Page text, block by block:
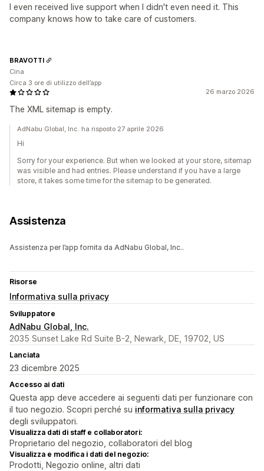
I even received live support when I didn't even need it. This
company knows how to take care of customers.
26 marzo 2026
The XML sitemap is empty.
BRAVOTTI
Cina
Circa 3 ore di utilizzo dell’app
AdNabu Global, Inc. ha risposto 27 aprile 2026
Hi
Sorry for your experience. But when we looked at your store, sitemap
was visible and had entries. Please understand if you have a large
store, it takes some time for the sitemap to be generated.
Assistenza
Assistenza per l’app fornita da AdNabu Global, Inc..
Risorse
Informativa sulla privacy
Sviluppatore
AdNabu Global, Inc.
2035 Sunset Lake Rd Suite B-2, Newark, DE, 19702, US
Lanciata
23 dicembre 2025
Accesso ai dati
Questa app deve accedere ai seguenti dati per funzionare con
il tuo negozio. Scopri perché su informativa sulla privacy
degli sviluppatori.
Visualizza dati di staff e collaboratori:
Proprietario del negozio, collaboratori del blog
Visualizza e modifica i dati del negozio:
Prodotti, Negozio online, altri dati